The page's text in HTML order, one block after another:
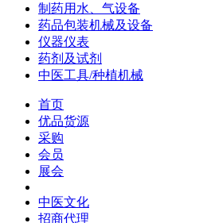
制药用水、气设备
药品包装机械及设备
仪器仪表
药剂及试剂
中医工具/种植机械
首页
优品货源
采购
会员
展会
中医文化
招商代理